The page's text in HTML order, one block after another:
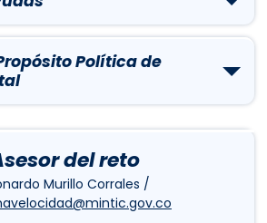
Política de
del reto
Murillo Corrales /